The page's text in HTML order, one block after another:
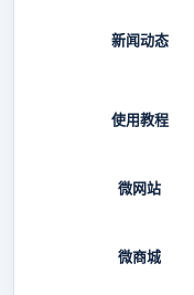
新闻动态
使用教程
微网站
微商城